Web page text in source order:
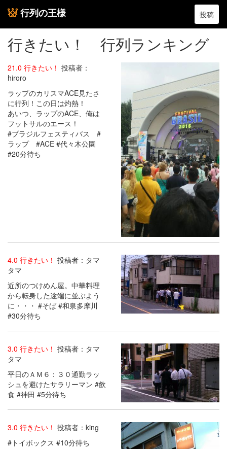
投稿
行列の王様
行きたい！ 行列ランキング
21.0 行きたい！ 投稿者：
hiroro
ラップのカリスマACE見たさ
に行列！この日は灼熱！
あいつ、ラップのACE、俺は
フットサルのエース！
#ブラジルフェスティバス #
ラップ #ACE #代々木公園
#20分待ち
4.0 行きたい！ 投稿者：タマ
タマ
近所のつけめん屋。中華料理
から転身した途端に並ぶよう
に・・・ #そば #和泉多摩川
#30分待ち
3.0 行きたい！ 投稿者：タマ
タマ
平日のＡＭ６：３０通勤ラッ
シュを避けたサラリーマン #飲
食 #神田 #5分待ち
3.0 行きたい！ 投稿者：king
#トイボックス #10分待ち